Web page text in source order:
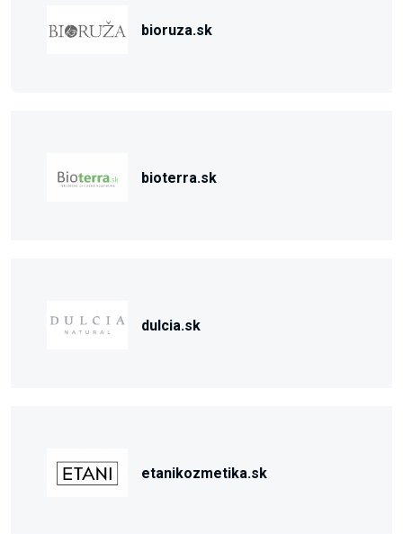
bioruza.sk
bioterra.sk
dulcia.sk
etanikozmetika.sk